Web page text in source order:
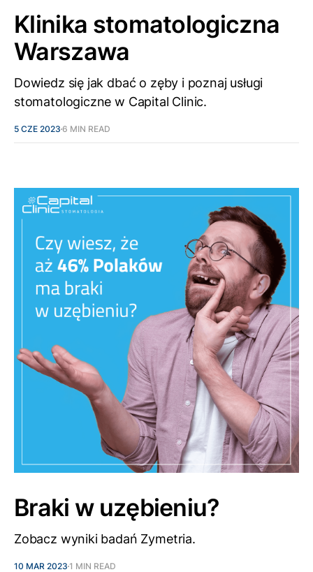
Klinika stomatologiczna
Warszawa
Dowiedz się jak dbać o zęby i poznaj usługi
stomatologiczne w Capital Clinic.
5 CZE 2023 6 MIN READ
Braki w uzębieniu?
Zobacz wyniki badań Zymetria.
10 MAR 2023 1 MIN READ